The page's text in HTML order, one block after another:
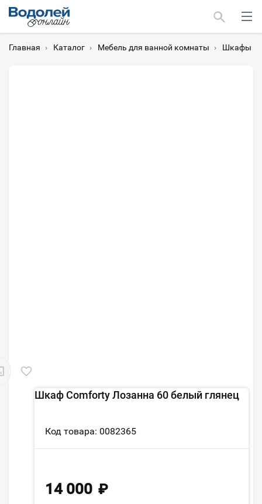
Главная › Каталог › Мебель для ванной комнаты › Шкафы
Шкаф Comforty Лозанна 60 белый глянец
Код товара: 0082365
14 000 ₽